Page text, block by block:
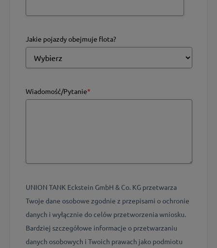
Jakie pojazdy obejmuje flota?
Wiadomość/Pytanie*
UNION TANK Eckstein GmbH & Co. KG przetwarza
Twoje dane osobowe zgodnie z przepisami o ochronie
danych i wyłącznie do celów przetworzenia wniosku.
Bardziej szczegółowe informacje o przetwarzaniu
danych osobowych i Twoich prawach jako podmiotu